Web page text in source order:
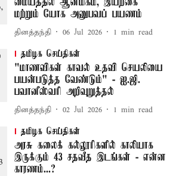
மையத்தில் ஆன்மிகம், இயற்கை
மற்றும் யோக அனுபவப் பயணம்
தினத்தந்தி 06 Jul 2026 1 min read
தமிழக செய்திகள்
"மாணவிகள் காவல் உதவி செயலியை
பயன்படுத்த வேண்டும்" - ஐ.ஜி.
பவானீஸ்வரி அறிவுறுத்தல்
தினத்தந்தி 02 Jul 2026 1 min read
தமிழக செய்திகள்
அரசு கலைக் கல்லூரிகளில் காலியாக
இருக்கும் 43 சதவீத இடங்கள் - என்ன
காரணம்...?